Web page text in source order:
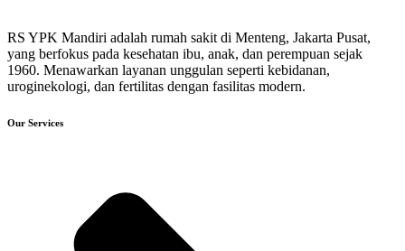
RS YPK Mandiri adalah rumah sakit di Menteng, Jakarta Pusat,
yang berfokus pada kesehatan ibu, anak, dan perempuan sejak
1960. Menawarkan layanan unggulan seperti kebidanan,
uroginekologi, dan fertilitas dengan fasilitas modern.
Our Services